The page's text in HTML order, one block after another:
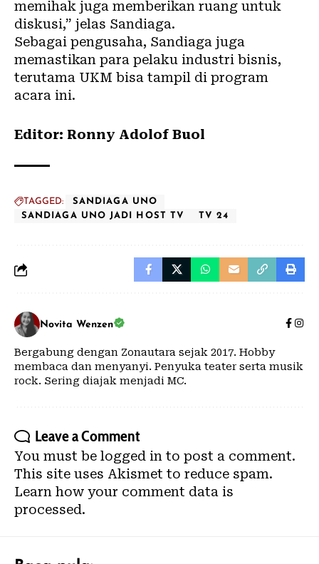
memihak juga memberikan ruang untuk
diskusi,” jelas Sandiaga.
Sebagai pengusaha, Sandiaga juga
memastikan para pelaku industri bisnis,
terutama UKM bisa tampil di program
acara ini.
Editor: Ronny Adolof Buol
TAGGED:
SANDIAGA UNO
SANDIAGA UNO JADI HOST TV
TV 24
Novita Wenzen
Bergabung dengan Zonautara sejak 2017. Hobby
membaca dan menyanyi. Penyuka teater serta musik
rock. Sering diajak menjadi MC.
Leave a Comment
You must be logged in to post a comment.
This site uses Akismet to reduce spam.
Learn how your comment data is
processed.